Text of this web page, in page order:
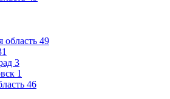
область 49
3
1
46